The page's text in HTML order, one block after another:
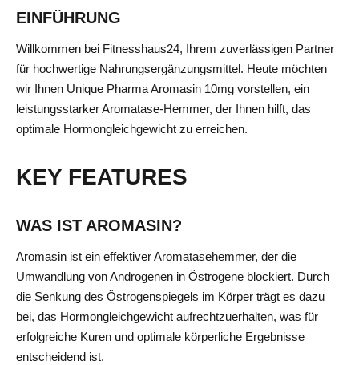
EINFÜHRUNG
Willkommen bei Fitnesshaus24, Ihrem zuverlässigen Partner
für hochwertige Nahrungsergänzungsmittel. Heute möchten
wir Ihnen Unique Pharma Aromasin 10mg vorstellen, ein
leistungsstarker Aromatase-Hemmer, der Ihnen hilft, das
optimale Hormongleichgewicht zu erreichen.
KEY FEATURES
WAS IST AROMASIN?
Aromasin ist ein effektiver Aromatasehemmer, der die
Umwandlung von Androgenen in Östrogene blockiert. Durch
die Senkung des Östrogenspiegels im Körper trägt es dazu
bei, das Hormongleichgewicht aufrechtzuerhalten, was für
erfolgreiche Kuren und optimale körperliche Ergebnisse
entscheidend ist.